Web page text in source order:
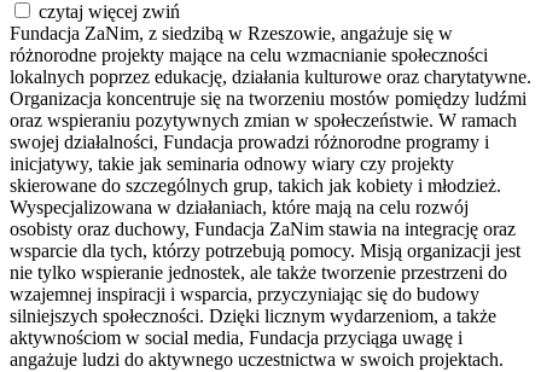
czytaj więcej zwiń
Fundacja ZaNim, z siedzibą w Rzeszowie, angażuje się w
różnorodne projekty mające na celu wzmacnianie społeczności
lokalnych poprzez edukację, działania kulturowe oraz charytatywne.
Organizacja koncentruje się na tworzeniu mostów pomiędzy ludźmi
oraz wspieraniu pozytywnych zmian w społeczeństwie. W ramach
swojej działalności, Fundacja prowadzi różnorodne programy i
inicjatywy, takie jak seminaria odnowy wiary czy projekty
skierowane do szczególnych grup, takich jak kobiety i młodzież.
Wyspecjalizowana w działaniach, które mają na celu rozwój
osobisty oraz duchowy, Fundacja ZaNim stawia na integrację oraz
wsparcie dla tych, którzy potrzebują pomocy. Misją organizacji jest
nie tylko wspieranie jednostek, ale także tworzenie przestrzeni do
wzajemnej inspiracji i wsparcia, przyczyniając się do budowy
silniejszych społeczności. Dzięki licznym wydarzeniom, a także
aktywnościom w social media, Fundacja przyciąga uwagę i
angażuje ludzi do aktywnego uczestnictwa w swoich projektach.